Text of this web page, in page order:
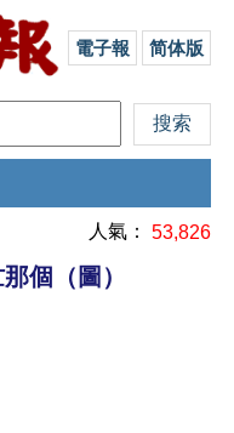
電子報 简体版
人氣： 53,826
個（圖）